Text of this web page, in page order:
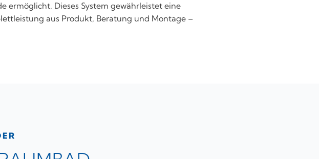
ermöglicht. Dieses System gewährleistet eine
aus Produkt, Beratung und Montage –